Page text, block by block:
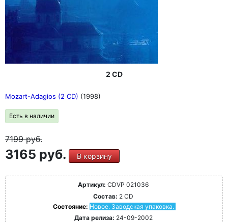
2 CD
Mozart-Adagios (2 CD) (1998)
Есть в наличии
7199руб.
3165 руб. В корзину
Артикул: CDVP 021036
Состав: 2 CD
Состояние: Новое. Заводская упаковка.
Дата релиза: 24-09-2002